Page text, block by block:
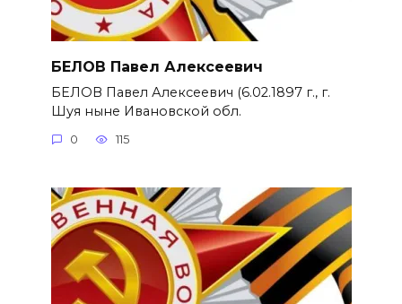
БЕЛОВ Павел Алексеевич
БЕЛОВ Павел Алексеевич (6.02.1897 г., г.
Шуя ныне Ивановской обл.
0 115